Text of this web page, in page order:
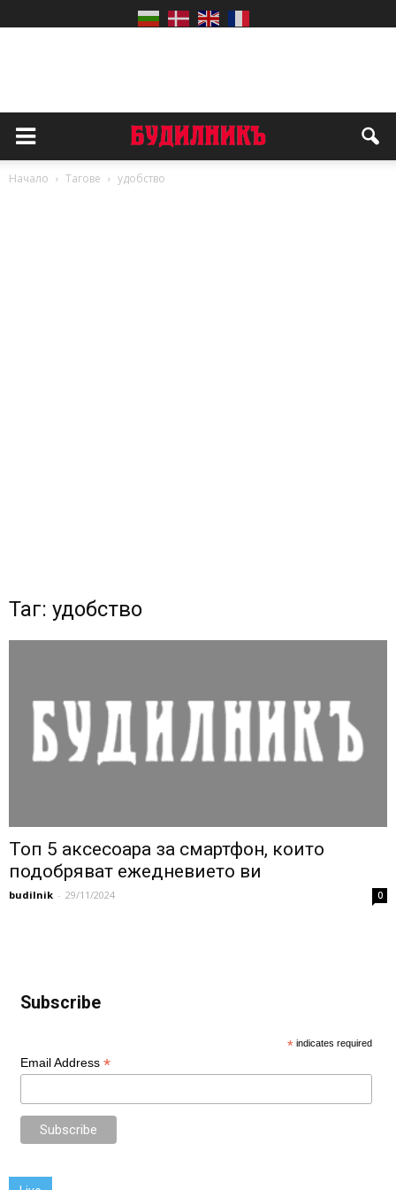
Начало Тагове удобство
Таг: удобство
Топ 5 аксесоара за смартфон, които
подобряват ежедневието ви
budilnik - 29/11/2024 0
Subscribe
* indicates required
Email Address *